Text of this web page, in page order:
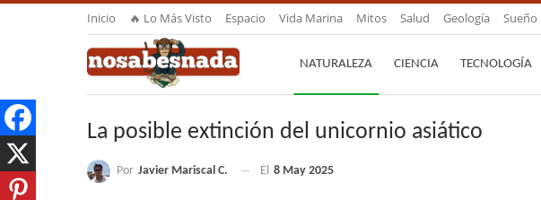
Inicio 🔥 Lo Más Visto Espacio Vida Marina Mitos Salud Geología Sueño
NATURALEZA CIENCIA TECNOLOGÍA
La posible extinción del unicornio asiático
Por Javier Mariscal C. El 8 May 2025